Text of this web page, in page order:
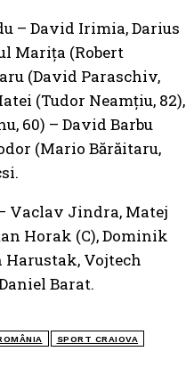
– David Irimia, Darius
Marița (Robert
(David Paraschiv,
(Tudor Neamțiu, 82),
60) – David Barbu
(Mario Bărăitaru,
Vaclav Jindra, Matej
Horak (C), Dominik
Harustak, Vojtech
Barat.
SPORT CRAIOVA